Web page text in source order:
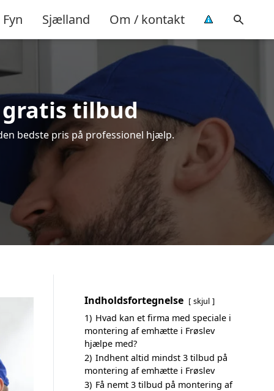
Fyn Sjælland Om / kontakt
tilbud
bedste pris på professionel hjælp.
Indholdsfortegnelse skjul
1) Hvad kan et firma med speciale i
montering af emhætte i Frøslev
hjælpe med?
2) Indhent altid mindst 3 tilbud på
montering af emhætte i Frøslev
3) Få nemt 3 tilbud på montering af